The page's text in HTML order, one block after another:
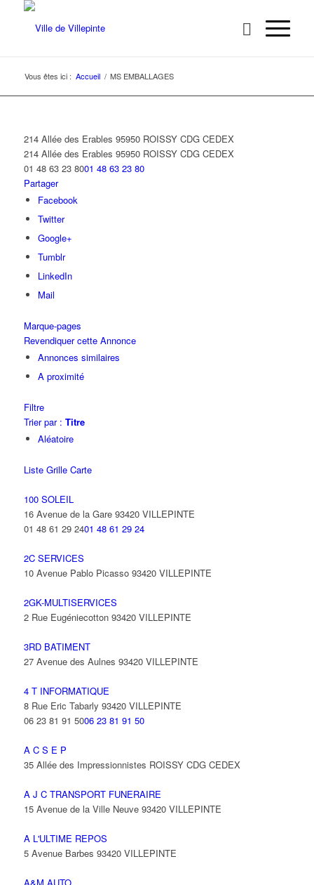
Vous êtes ici : Accueil / MS EMBALLAGES
214 Allée des Erables 95950 ROISSY CDG CEDEX
214 Allée des Erables 95950 ROISSY CDG CEDEX
01 48 63 23 8001 48 63 23 80
Partager
Facebook
Twitter
Google+
Tumblr
LinkedIn
Mail
Marque-pages
Revendiquer cette Annonce
Annonces similaires
A proximité
Filtre
Trier par : Titre
Aléatoire
Liste Grille Carte
100 SOLEIL
16 Avenue de la Gare 93420 VILLEPINTE
01 48 61 29 2401 48 61 29 24
2C SERVICES
10 Avenue Pablo Picasso 93420 VILLEPINTE
2GK-MULTISERVICES
2 Rue Eugéniecotton 93420 VILLEPINTE
3RD BATIMENT
27 Avenue des Aulnes 93420 VILLEPINTE
4 T INFORMATIQUE
8 Rue Eric Tabarly 93420 VILLEPINTE
06 23 81 91 5006 23 81 91 50
A C S E P
35 Allée des Impressionnistes ROISSY CDG CEDEX
A J C TRANSPORT FUNERAIRE
15 Avenue de la Ville Neuve 93420 VILLEPINTE
A L'ULTIME REPOS
5 Avenue Barbes 93420 VILLEPINTE